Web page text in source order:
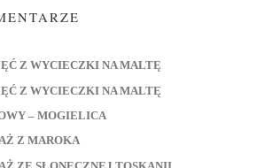
Z WYCIECZKI NA MALTĘ
Z WYCIECZKI NA MALTĘ
– MOGIELICA
Z MAROKA